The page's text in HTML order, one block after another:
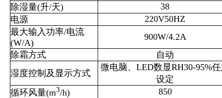
除湿量(升/天)
38
电源
220V50HZ
最大输入功率/电流
(W/A)
900W/4.2A
除霜方式
自动
湿度控制及显示方式
微电脑、LED数显RH30-95%
设定
循环风量(m3/h)
850